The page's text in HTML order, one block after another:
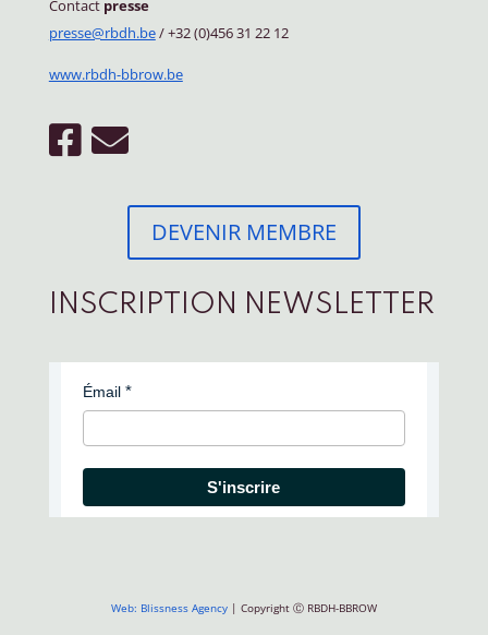
Contact presse
presse@rbdh.be/ +32 (0)456 31 22 12
www.rbdh-bbrow.be
DEVENIR MEMBRE
INSCRIPTION NEWSLETTER
Émail
S'inscrire
Web: Blissness Agency| Copyright Ⓒ RBDH-BBROW